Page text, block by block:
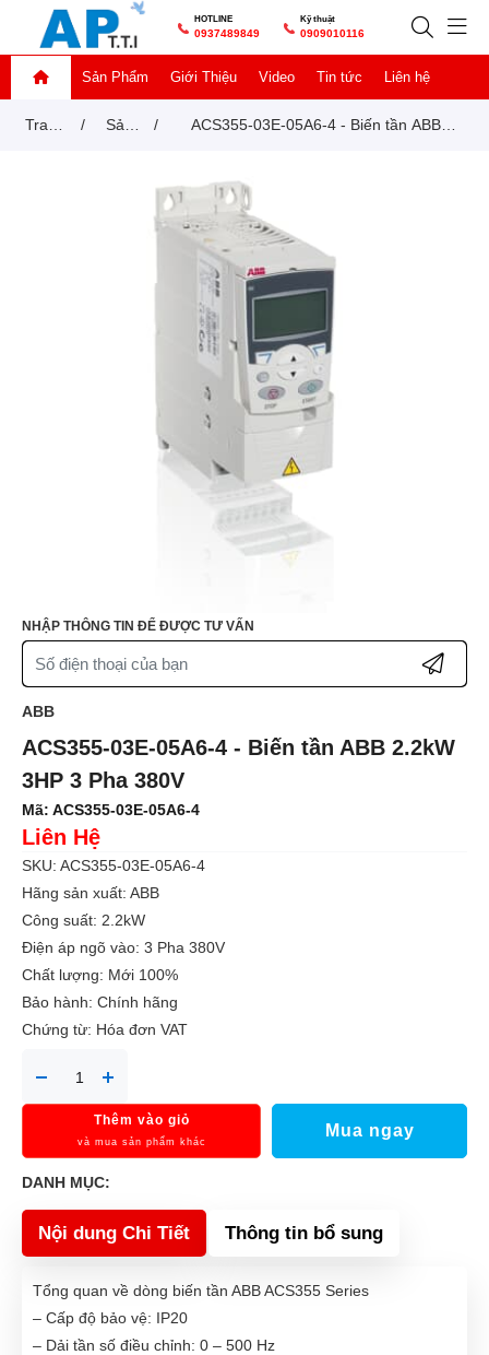
HOTLINE
0937489849
Kỹ thuật
0909010116
Sản Phẩm Giới Thiệu Video Tin tức Liên hệ
Trang / Sản / ACS355-03E-05A6-4 - Biến tần ABB
NHẬP THÔNG TIN ĐỂ ĐƯỢC TƯ VẤN
ABB
ACS355-03E-05A6-4 - Biến tần ABB 2.2kW
3HP 3 Pha 380V
Mã: ACS355-03E-05A6-4
Liên Hệ
SKU: ACS355-03E-05A6-4
Hãng sản xuất: ABB
Công suất: 2.2kW
Điện áp ngõ vào: 3 Pha 380V
Chất lượng: Mới 100%
Bảo hành: Chính hãng
Chứng từ: Hóa đơn VAT
Thêm vào giỏ
và mua sản phẩm khác
Mua ngay
DANH MỤC:
Nội dung Chi Tiết Thông tin bổ sung
Tổng quan về dòng biến tần ABB ACS355 Series
– Cấp độ bảo vệ: IP20
– Dải tần số điều chỉnh: 0 – 500 Hz